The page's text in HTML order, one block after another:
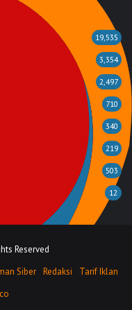
19,535
3,354
2,497
710
340
219
503
12
Reserved
Siber Redaksi
Tarif Iklan